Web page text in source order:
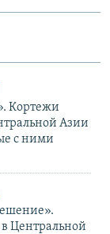
Кортежи
Азии
с ними
Центральной